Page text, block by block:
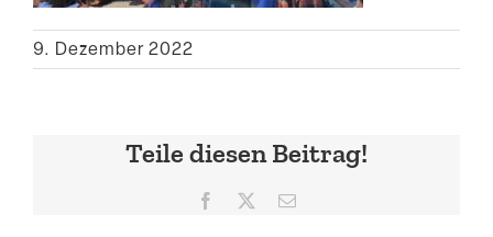
Dokumen­tation 2025
Kontakt
9. Dezember 2022
Teile diesen Beitrag!
Facebook E-